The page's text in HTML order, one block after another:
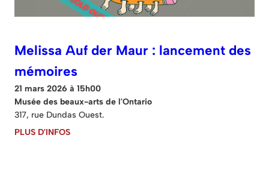
Melissa Auf der Maur : lancement des
mémoires
21 mars 2026 à 15h00
Musée des beaux-arts de l'Ontario
317, rue Dundas Ouest.
PLUS D'INFOS